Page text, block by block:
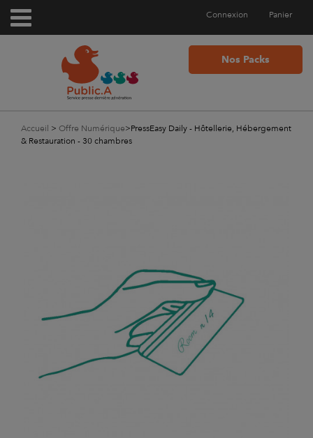
Panier
Connexion
Nos Packs
Accueil > Offre Numérique>PressEasy Daily - Hôtellerie, Hébergement
& Restauration - 30 chambres